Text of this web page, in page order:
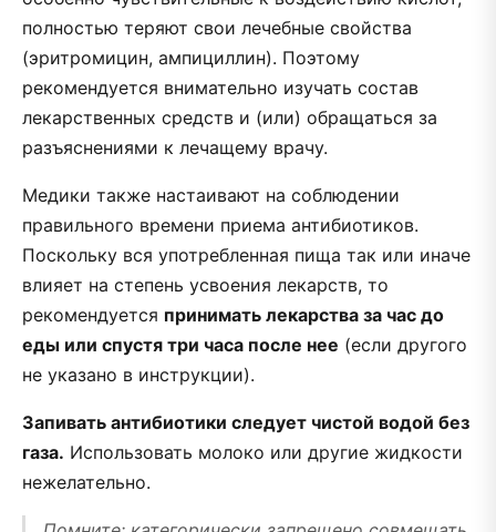
полностью теряют свои лечебные свойства
(эритромицин, ампициллин). Поэтому
рекомендуется внимательно изучать состав
лекарственных средств и (или) обращаться за
разъяснениями к лечащему врачу.
Медики также настаивают на соблюдении
правильного времени приема антибиотиков.
Поскольку вся употребленная пища так или иначе
влияет на степень усвоения лекарств, то
рекомендуется принимать лекарства за час до
еды или спустя три часа после нее (если другого
не указано в инструкции).
Запивать антибиотики следует чистой водой без
газа. Использовать молоко или другие жидкости
нежелательно.